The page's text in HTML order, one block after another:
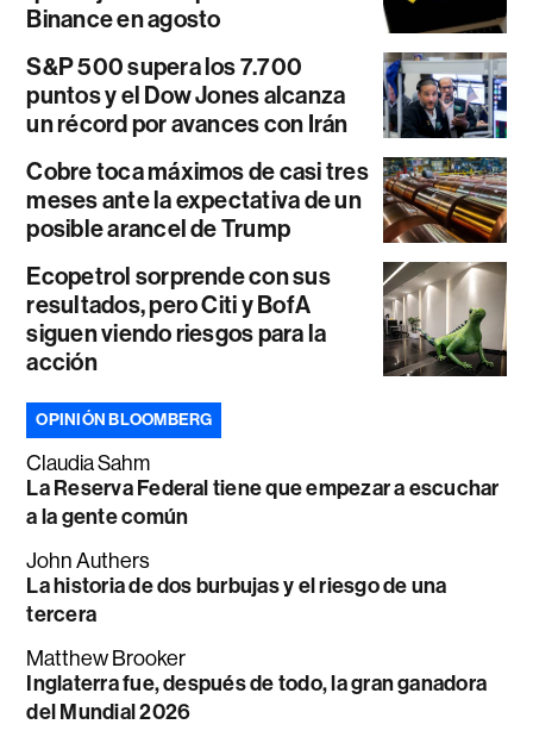
Binance en agosto
S&P 500 supera los 7.700
puntos y el Dow Jones alcanza
un récord por avances con Irán
Cobre toca máximos de casi tres
meses ante la expectativa de un
posible arancel de Trump
Ecopetrol sorprende con sus
resultados, pero Citi y BofA
siguen viendo riesgos para la
acción
OPINIÓN BLOOMBERG
Claudia Sahm
La Reserva Federal tiene que empezar a escuchar
a la gente común
John Authers
La historia de dos burbujas y el riesgo de una
tercera
Matthew Brooker
Inglaterra fue, después de todo, la gran ganadora
del Mundial 2026